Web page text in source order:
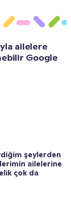
ailelere
Google
şeylerden
ailelerine
çok da